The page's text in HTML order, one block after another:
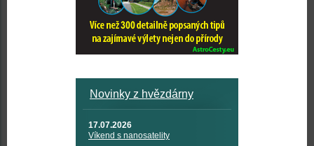
Novinky z hvězdárny
17.07.2026
Víkend s nanosatelity